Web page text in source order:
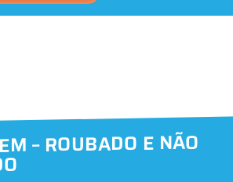
– ROUBADO E NÃO